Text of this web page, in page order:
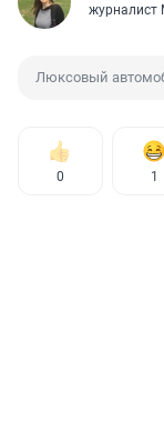
журналист
Люксовый
0 1